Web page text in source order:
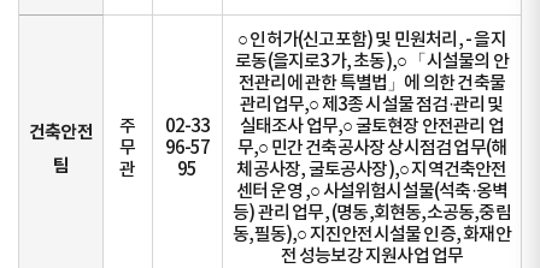
건축안전
팀
주
무
관
02-33
96-57
95
○ 인허가(신고포함) 및 민원처리, - 을지
로동(을지로3가, 초동),○ 「시설물의 안
전관리에 관한 특별법」에 의한 건축물
관리업무,○ 제3종 시설물 점검·관리 및
실태조사 업무,○ 굴토현장 안전관리 업
무,○ 민간 건축공사장 상시점검 업무(해
체공사장, 굴토공사장),○ 지역건축안전
센터 운영 ,○ 사설위험시설물(석축·옹벽
등) 관리 업무, (명동,회현동,소공동,중림
동,필동),○ 지진안전시설물 인증, 화재안
전 성능보강 지원사업 업무